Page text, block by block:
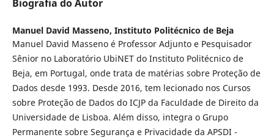
Biografia do Autor
Manuel David Masseno, Instituto Politécnico de Beja
Manuel David Masseno é Professor Adjunto e Pesquisador
Sênior no Laboratório UbiNET do Instituto Politécnico de
Beja, em Portugal, onde trata de matérias sobre Proteção de
Dados desde 1993. Desde 2016, tem lecionado nos Cursos
sobre Proteção de Dados do ICJP da Faculdade de Direito da
Universidade de Lisboa. Além disso, integra o Grupo
Permanente sobre Segurança e Privacidade da APSDI -